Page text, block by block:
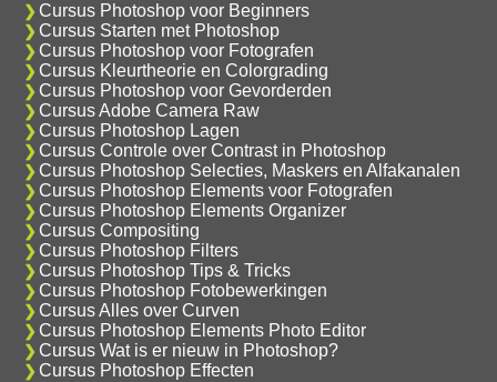
Cursus Photoshop voor Beginners
Cursus Starten met Photoshop
Cursus Photoshop voor Fotografen
Cursus Kleurtheorie en Colorgrading
Cursus Photoshop voor Gevorderden
Cursus Adobe Camera Raw
Cursus Photoshop Lagen
Cursus Controle over Contrast in Photoshop
Cursus Photoshop Selecties, Maskers en Alfakanalen
Cursus Photoshop Elements voor Fotografen
Cursus Photoshop Elements Organizer
Cursus Compositing
Cursus Photoshop Filters
Cursus Photoshop Tips & Tricks
Cursus Photoshop Fotobewerkingen
Cursus Alles over Curven
Cursus Photoshop Elements Photo Editor
Cursus Wat is er nieuw in Photoshop?
Cursus Photoshop Effecten